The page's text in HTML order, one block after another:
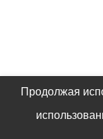
Продолжая